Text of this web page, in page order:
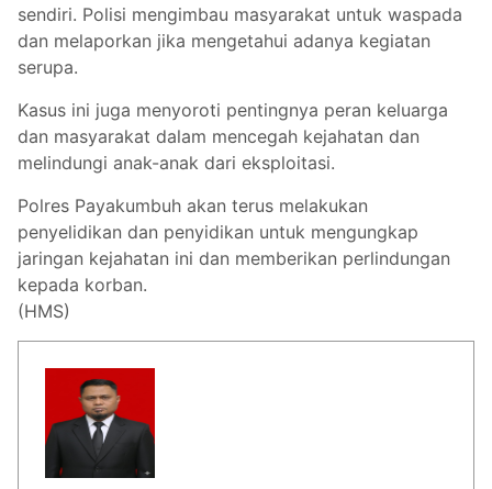
sendiri. Polisi mengimbau masyarakat untuk waspada
dan melaporkan jika mengetahui adanya kegiatan
serupa.
Kasus ini juga menyoroti pentingnya peran keluarga
dan masyarakat dalam mencegah kejahatan dan
melindungi anak-anak dari eksploitasi.
Polres Payakumbuh akan terus melakukan
penyelidikan dan penyidikan untuk mengungkap
jaringan kejahatan ini dan memberikan perlindungan
kepada korban.
(HMS)